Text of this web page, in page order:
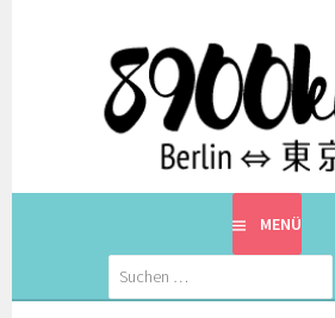
8900KM.
EINE BERLINERIN IN JAPAN. MIT
MENÜ
Suchen
nach: